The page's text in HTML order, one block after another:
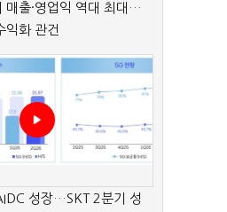
매출·영업익 역대 최대…
익화 관건
성장…SKT 2분기 성